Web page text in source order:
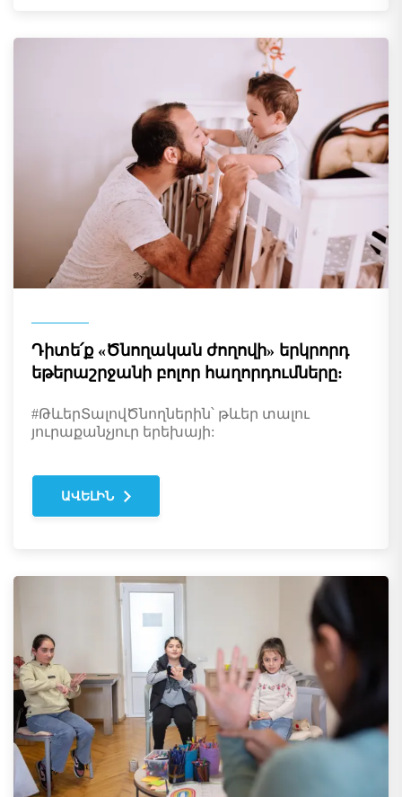
Դիտե՛ք «Ծնողական ժողովի» երկրորդ
եթերաշրջանի բոլոր հաղորդումները:
#ԹևերՏալովԾնողներին՝ թևեր տալու
յուրաքանչյուր երեխայի:
ԱՎԵԼԻՆ